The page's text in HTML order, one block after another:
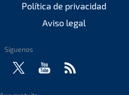
Política de privacidad
Aviso legal
Síguenos